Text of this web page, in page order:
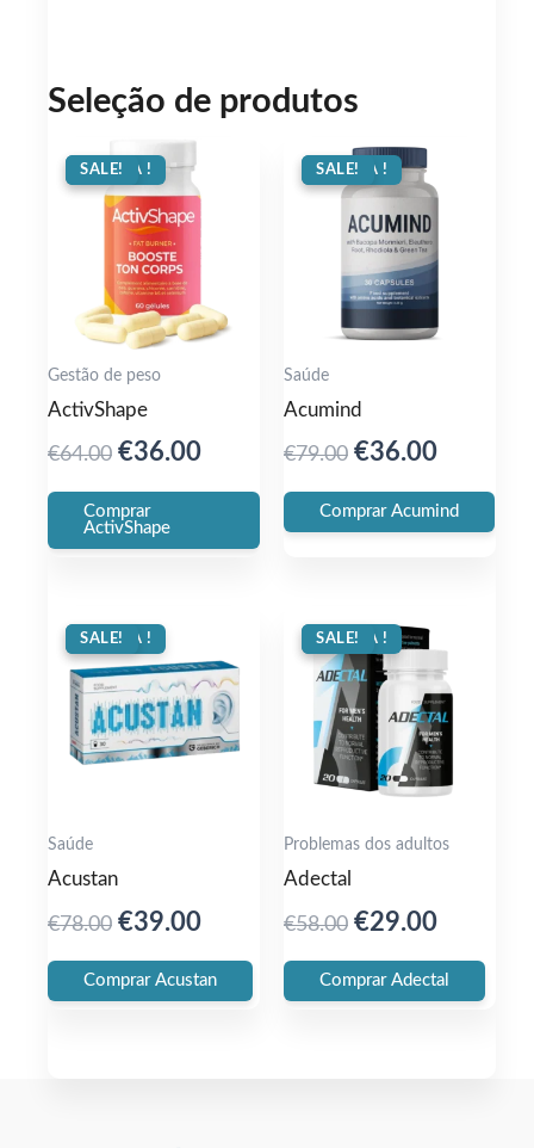
Seleção de produtos
OFERTA !
SALE!
Gestão de peso
ActivShape
€64.00 Original
was:
€64.00.
€36.00Current
€36.00.
Comprar
ActivShape
OFERTA !
SALE!
Saúde
Acumind
€79.00 Original
was:
€36.00Current
is:
Comprar Acumind
OFERTA !
SALE!
Saúde
Acustan
€78.00 Original
price
was:
€39.00Current
price
is:
Comprar Acustan
OFERTA !
SALE!
Problemas dos adultos
Adectal
€58.00 Original
price
was:
€29.00Current
price
is:
Comprar Adectal